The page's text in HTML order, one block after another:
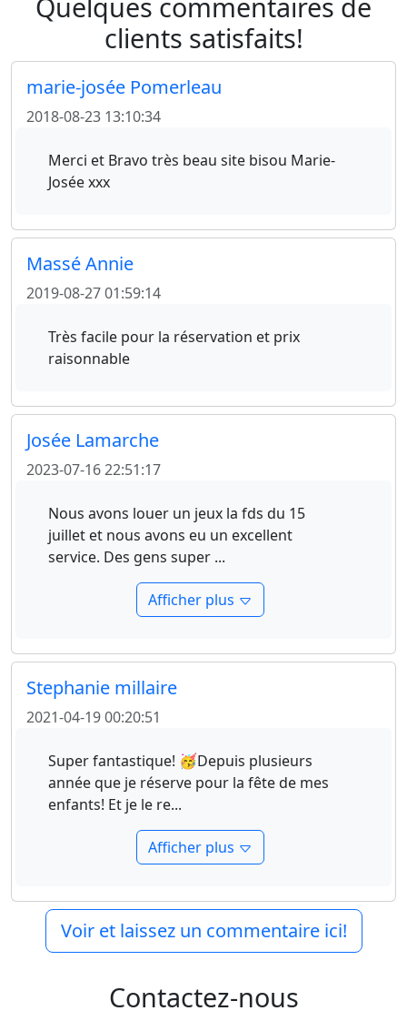
clients satisfaits!
marie-josée Pomerleau
2018-08-23 13:10:34
Merci et Bravo très beau site bisou Marie-
Josée xxx
Massé Annie
2019-08-27 01:59:14
Très facile pour la réservation et prix
raisonnable
Josée Lamarche
2023-07-16 22:51:17
Nous avons louer un jeux la fds du 15
juillet et nous avons eu un excellent
service. Des gens super ...
Afficher plus
Stephanie millaire
2021-04-19 00:20:51
Super fantastique! 🥳Depuis plusieurs
année que je réserve pour la fête de mes
enfants! Et je le re...
Afficher plus
Voir et laissez un commentaire ici!
Contactez-nous